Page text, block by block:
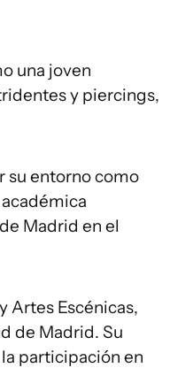
una joven
y piercings,
su entorno como
Madrid en el
Artes Escénicas,
de Madrid. Su
participación en